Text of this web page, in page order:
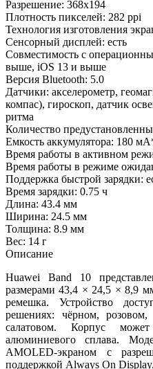
Разрешение: 368x194
Плотность пикселей: 282 ppi
Технология изготовления
Сенсорный дисплей: есть
Совместимость с
выше, iOS 13 и выше
Версия Bluetooth: 5.0
Датчики: акселерометр,
компас), гироскоп, датчик
ритма
Количество
Емкость аккумулятора: 180
Время работы в активном
Время работы в режиме
Поддержка быстрой зарядки:
Время зарядки: 0.75 ч
Длина: 43.4 мм
Ширина: 24.5 мм
Толщина: 8.9 мм
Вес: 14 г
Описание
Huawei Band 10
размерами 43,4 × 24,5 × 8,9
ремешка. Устройство
решениях: чёрном,
салатовом. Корпус
алюминиевого сплава.
AMOLED-экраном с
поддержкой Always On Display.